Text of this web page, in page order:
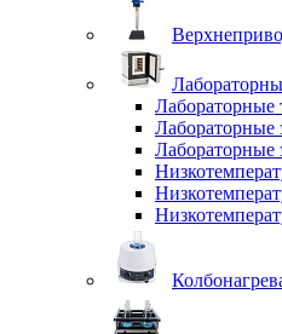
Лабораторные
Лабораторные
Лабораторные